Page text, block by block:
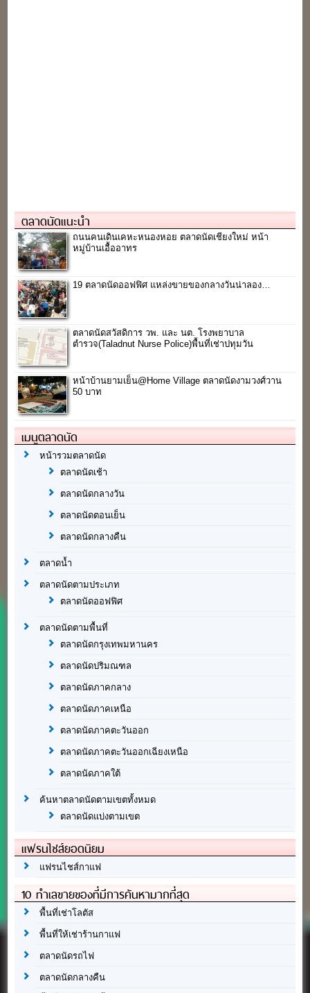
ตลาดนัดแนะนำ
ถนนคนเดินเคหะหนองหอย ตลาดนัดเชียงใหม่ หน้า
หมู่บ้านเอื้ออาทร
19 ตลาดนัดออฟฟิศ แหล่งขายของกลางวันน่าลอง…
ตลาดนัดสวัสดิการ วพ. และ นต. โรงพยาบาล
ตำรวจ(Taladnut Nurse Police)พื้นที่เช่าปทุมวัน
หน้าบ้านยามเย็น@Home Village ตลาดนัดงามวงศ์วาน
50 บาท
เมนูตลาดนัด
หน้ารวมตลาดนัด
ตลาดนัดเช้า
ตลาดนัดกลางวัน
ตลาดนัดตอนเย็น
ตลาดนัดกลางคืน
ตลาดน้ำ
ตลาดนัดตามประเภท
ตลาดนัดออฟฟิศ
ตลาดนัดตามพื้นที่
ตลาดนัดกรุงเทพมหานคร
ตลาดนัดปริมณฑล
ตลาดนัดภาคกลาง
ตลาดนัดภาคเหนือ
ตลาดนัดภาคตะวันออก
ตลาดนัดภาคตะวันออกเฉียงเหนือ
ตลาดนัดภาคใต้
ค้นหาตลาดนัดตามเขตทั้งหมด
ตลาดนัดแบ่งตามเขต
แฟรนไชส์ยอดนิยม
แฟรนไชส์กาแฟ
10 ทำเลขายของที่มีการค้นหามากที่สุด
พื้นที่เช่าโลตัส
พื้นที่ให้เช่าร้านกาแฟ
ตลาดนัดรถไฟ
ตลาดนัดกลางคืน